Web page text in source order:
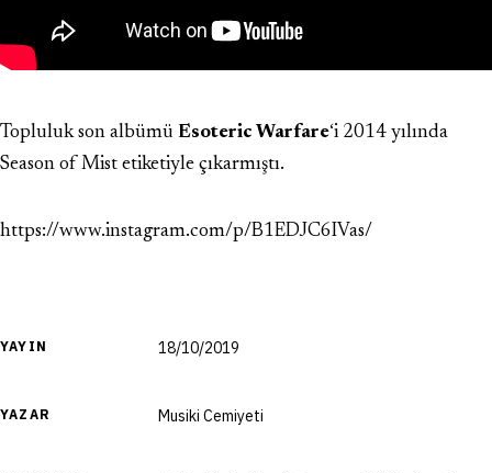
YAYIN 18/10/2019
YAZAR Musiki Cemiyeti
Topluluk son albümü Esoteric Warfare‘i 2014 yılında
Season of Mist etiketiyle çıkarmıştı.
https://www.instagram.com/p/B1EDJC6IVas/